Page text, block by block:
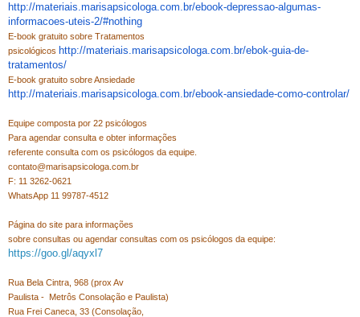
http://materiais.marisapsicologa.com.br/ebook-depressao-algumas-
informacoes-uteis-2/#nothing
E-book gratuito sobre Tratamentos
psicológicos http://materiais.marisapsicologa.com.br/ebok-guia-de-
tratamentos/
E-book gratuito sobre Ansiedade
http://materiais.marisapsicologa.com.br/ebook-ansiedade-como-controlar/
Equipe composta por 22 psicólogos
Para agendar consulta e obter informações
referente consulta com os psicólogos da equipe.
contato@marisapsicologa.com.br
F: 11 3262-0621
WhatsApp 11 99787-4512
Página do site para informações
sobre consultas ou agendar consultas com os psicólogos da equipe:
https://goo.gl/aqyxl7
Rua Bela Cintra, 968 (prox Av
Paulista - Metrôs Consolação e Paulista)
Rua Frei Caneca, 33 (Consolação,